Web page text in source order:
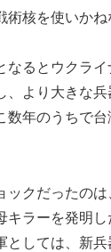
術核を使いかね
なるとウクライ
、より大きな
数年のうちで
ックだったの
キラーを発明
としては、新